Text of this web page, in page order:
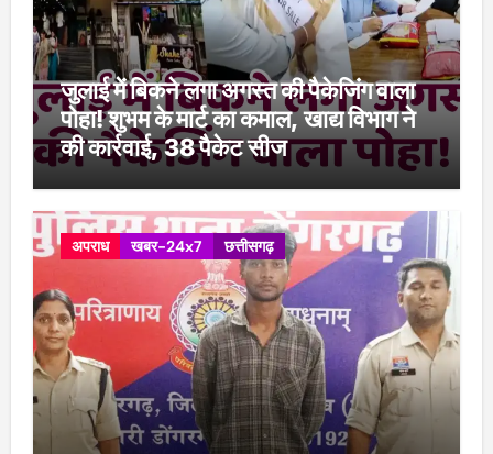
जुलाई में बिकने लगा अगस्त की पैकेजिंग वाला
पोहा! शुभम के मार्ट का कमाल, खाद्य विभाग ने
की कार्रवाई, 38 पैकेट सीज
अपराध खबर-24x7 छत्तीसगढ़